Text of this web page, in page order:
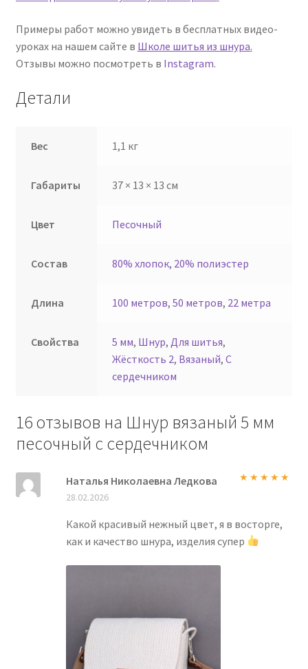
Примеры работ можно увидеть в бесплатных видео-
уроках на нашем сайте в Школе шитья из шнура.
Отзывы можно посмотреть в Instagram.
Детали
Вес 1,1 кг
Габариты 37 × 13 × 13 см
Цвет Песочный
Состав 80% хлопок, 20% полиэстер
Длина 100 метров,50 метров, 22 метра
Свойства 5 мм, Шнур,Для шитья,
Жёсткость 2, Вязаный,С
сердечником
16 отзывов на Шнур вязаный 5 мм
песочный с сердечником
Наталья Николаевна Ледкова
28.02.2026
Какой красивый нежный цвет, я в восторге,
как и качество шнура, изделия супер